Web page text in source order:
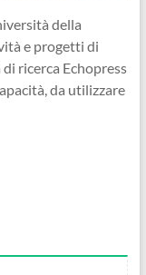
della
e progetti di
ricerca Echopress
da utilizzare